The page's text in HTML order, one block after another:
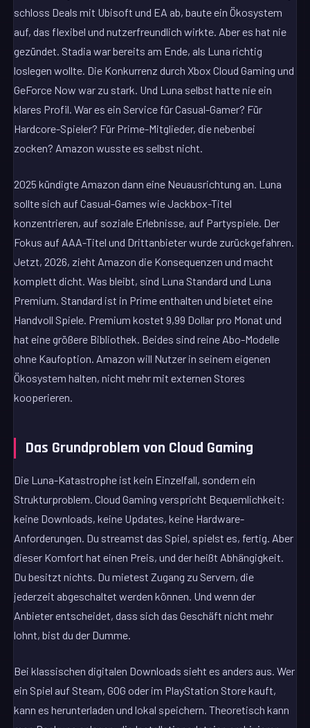
schloss Deals mit Ubisoft und EA ab, baute ein Ökosystem
auf, das flexibel und nutzerfreundlich wirkte. Aber es hat nie
gezündet. Stadia war bereits am Ende, als Luna richtig
loslegen wollte. Die Konkurrenz durch Xbox Cloud Gaming und
GeForce Now war zu stark. Und Luna selbst hatte nie ein
klares Profil. War es ein Service für Casual-Gamer? Für
Hardcore-Spieler? Für Prime-Mitglieder, die nebenbei
zocken? Amazon wusste es selbst nicht.
2025 kündigte Amazon dann eine Neuausrichtung an. Luna
sollte sich auf Casual-Games wie Jackbox-Titel
konzentrieren, auf soziale Erlebnisse, auf Partyspiele. Der
Fokus auf AAA-Titel und Drittanbieter wurde zurückgefahren.
Jetzt, 2026, zieht Amazon die Konsequenzen und macht
komplett dicht. Was bleibt, sind Luna Standard und Luna
Premium. Standard ist in Prime enthalten und bietet eine
Handvoll Spiele. Premium kostet 9,99 Dollar pro Monat und
hat eine größere Bibliothek. Beides sind reine Abo-Modelle
ohne Kaufoption. Amazon will Nutzer in seinem eigenen
Ökosystem halten, nicht mehr mit externen Stores
kooperieren.
Das Grundproblem von Cloud Gaming
Die Luna-Katastrophe ist kein Einzelfall, sondern ein
Strukturproblem. Cloud Gaming verspricht Bequemlichkeit:
keine Downloads, keine Updates, keine Hardware-
Anforderungen. Du streamst das Spiel, spielst es, fertig. Aber
dieser Komfort hat einen Preis, und der heißt Abhängigkeit.
Du besitzt nichts. Du mietest Zugang zu Servern, die
jederzeit abgeschaltet werden können. Und wenn der
Anbieter entscheidet, dass sich das Geschäft nicht mehr
lohnt, bist du der Dumme.
Bei klassischen digitalen Downloads sieht es anders aus. Wer
ein Spiel auf Steam, GOG oder im PlayStation Store kauft,
kann es herunterladen und lokal speichern. Theoretisch kann